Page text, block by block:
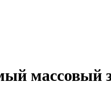
массовый